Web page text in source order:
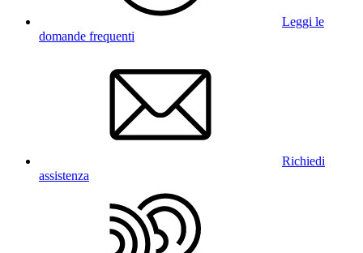
Leggi le
domande frequenti
Richiedi
assistenza